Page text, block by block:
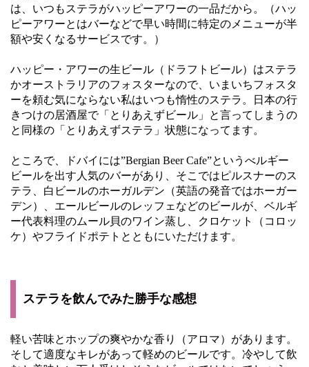
は、いつもステラがハッピーアワーの一品だから。（ハッ
ピーアワーとはバーなどで早い時間に特定のメニューが半
額や安くなるサービスです。）
ハッピー・アワーの生ビール（ドラフトビール）はステラ
かオーストラリアのフォスターなので、いまいちフォスタ
ーを頼む気にならない私はいつも惰性のステラ。日本の行
きつけの居酒屋で「とりあえずビール」と言ってしまうの
と同様の「とりあえずステラ」状態になってます。
ところで、ドバイには”Bergian Beer Cafe”というべルギー
ビールを出す人気のバーがあり、そこではピルスナーのス
テラ、白ビールのホーガルデン（英語の発音ではホーガー
デン）、エールビールのレッフェなどのビールが、ベルギ
ー代表料理のムール貝のワイン蒸し、クロケット（コロッ
ケ）やフライドポテトとともにいただけます。
ステラを飲んでみた勝手な感想
軽い苦味とホップの爽やかな香り（アロマ）があります。
そして適度なキレがあって軽めのビールです。冷やして飲